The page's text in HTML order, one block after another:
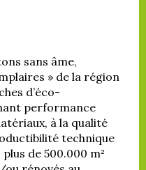
sans âme,
» de la région
d’éco-
performance
à la qualité
technique
de 500.000 m²